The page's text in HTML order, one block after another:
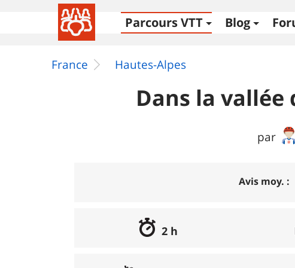
Parcours VTT Blog
France Hautes-Alpes
Dans la vallée
par
Avis moy. :
2 h